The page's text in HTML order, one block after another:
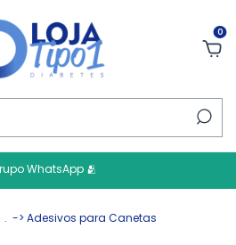
0
WhatsApp 🫂
. -> Adesivos para Canetas